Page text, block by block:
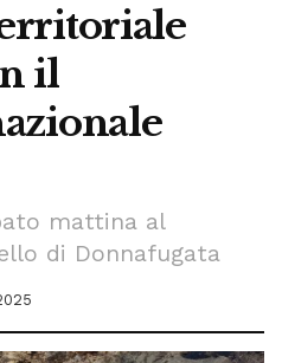
il
mattina al
di Donnafugata